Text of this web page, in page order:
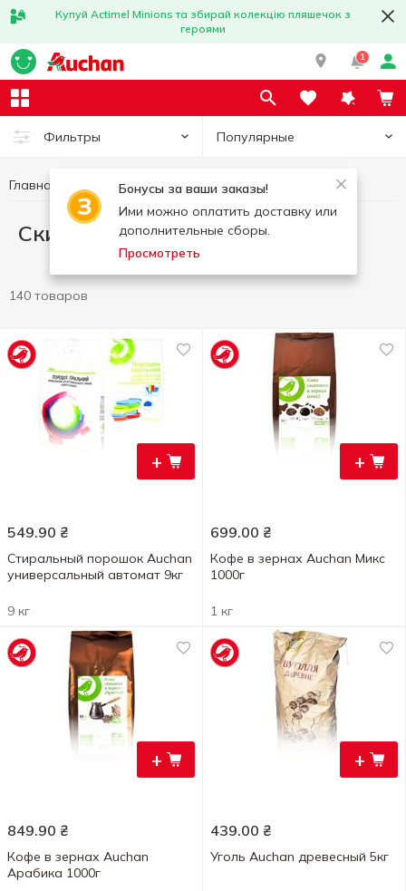
Купуй Actimel Minions та збирай колекцію пляшечок з
героями
1
Фильтры Популярные
Бонусы за ваши заказы!
Ими можно оплатить доставку или
дополнительные сборы.
Просмотреть
Главная СкидкоLove
СкидкоLove
140 товаров
+
549.90 ₴
Стиральный порошок Auchan
универсальный автомат 9кг
9 кг
+
699.00 ₴
Кофе в зернах Auchan Микс
1000г
1 кг
+
849.90 ₴
Кофе в зернах Auchan
Арабика 1000г
+
439.00 ₴
Уголь Auchan древесный 5кг